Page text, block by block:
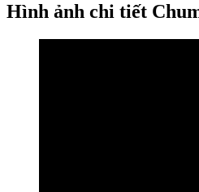
Hình ảnh chi tiết